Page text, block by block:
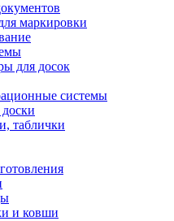
маркировки
для досок
системы
таблички
и ковши